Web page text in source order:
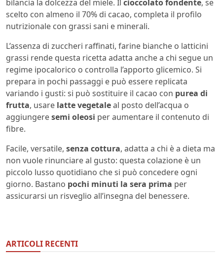
bilancia la dolcezza del miele. Il cioccolato fondente, se
scelto con almeno il 70% di cacao, completa il profilo
nutrizionale con grassi sani e minerali.
L’assenza di zuccheri raffinati, farine bianche o latticini
grassi rende questa ricetta adatta anche a chi segue un
regime ipocalorico o controlla l’apporto glicemico. Si
prepara in pochi passaggi e può essere replicata
variando i gusti: si può sostituire il cacao con purea di
frutta, usare latte vegetaleal posto dell’acqua o
aggiungeresemi oleosi per aumentare il contenuto di
fibre.
Facile, versatile, senza cottura, adatta a chi è a dieta ma
non vuole rinunciare al gusto: questa colazione è un
piccolo lusso quotidiano che si può concedere ogni
giorno. Bastano pochi minuti la sera prima per
assicurarsi un risveglio all’insegna del benessere.
ARTICOLI RECENTI